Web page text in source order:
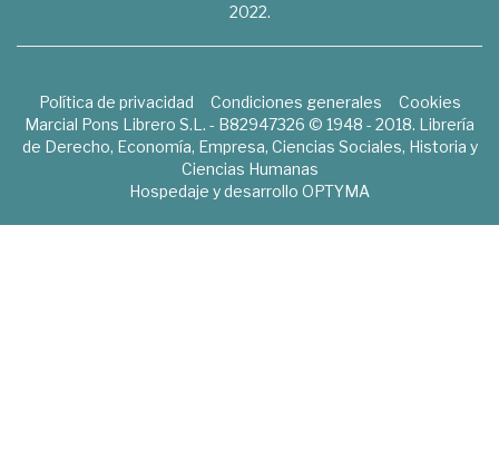
2022.
Política de privacidad Condiciones generales
Cookies
Marcial Pons Librero S.L. - B82947326 © 1948 - 2018. Librería
de Derecho, Economía, Empresa, Ciencias Sociales, Historia y
Ciencias Humanas
Hospedaje y desarrollo OPTYMA